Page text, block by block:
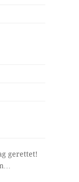
gerettet!